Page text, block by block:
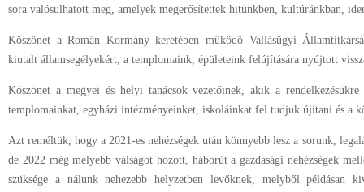
sora valósulhatott meg, amelyek megerősítettek hitünkben, kultúránkban,
Köszönet a Román Kormány keretében működő Vallásügyi
kiutalt államsegélyekért, a templomaink, épületeink felújítására nyújtott
Köszönet a megyei és helyi tanácsok vezetőinek, akik a
templomainkat, egyházi intézményeinket, iskoláinkat fel tudjuk újítani és a
Azt reméltük, hogy a 2021-es nehézségek után könnyebb lesz a sorunk,
de 2022 még mélyebb válságot hozott, háborút a gazdasági nehézségek
szüksége a nálunk nehezebb helyzetben levőknek, melyből példásan